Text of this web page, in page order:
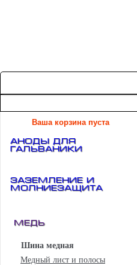
Ваша корзина пуста
АНОДЫ для
ГАЛЬВАНИКИ
Заземление и
Молниезащита
Медь
Шина медная
Медный лист и полосы